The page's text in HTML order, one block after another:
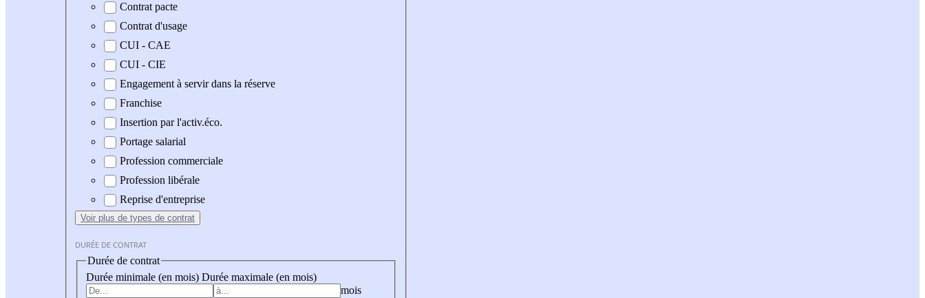
Contrat pacte
Contrat d'usage
CUI - CAE
CUI - CIE
Engagement à servir dans la réserve
Franchise
Insertion par l'activ.éco.
Portage salarial
Profession commerciale
Profession libérale
Reprise d'entreprise
Voir plus de types de contrat
DURÉE DE CONTRAT
Durée de contrat
Durée minimale (en mois) Durée maximale (en mois)
mois